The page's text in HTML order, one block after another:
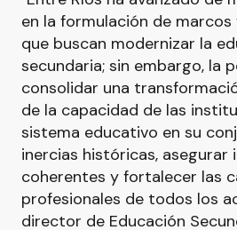
en la formulación de
que buscan modernizar la
secundaria; sin embargo, la
consolidar una
de la capacidad de las
sistema educativo en su
inercias históricas, asegurar
coherentes y fortalecer las
profesionales de todos los
director de Educación